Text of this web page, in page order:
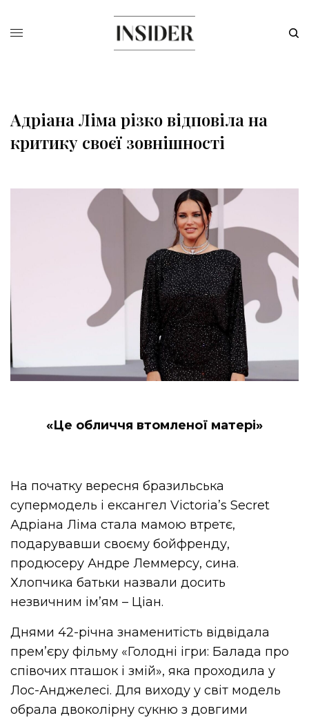
Адріана Ліма різко відповіла на
критику своєї зовнішності
«Це обличчя втомленої матері»
На початку вересня бразильська
супермодель і ексангел Victoria’s Secret
Адріана Ліма стала мамою втретє,
подарувавши своєму бойфренду,
продюсеру Андре Леммерсу, сина.
Хлопчика батьки назвали досить
незвичним ім’ям – Ціан.
Днями 42-річна знаменитість відвідала
прем’єру фільму «Голодні ігри: Балада про
співочих пташок і змій», яка проходила у
Лос-Анджелесі. Для виходу у світ модель
обрала двоколірну сукню з довгими